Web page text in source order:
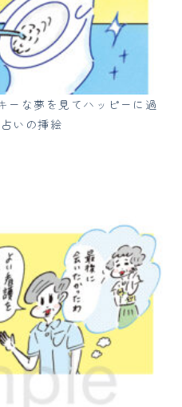
な夢を見てハッピーに過
いの挿絵